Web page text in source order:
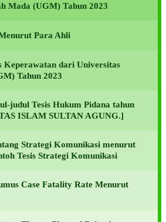
Mada (UGM) Tahun 2023
Para Ahli
Keperawatan dari Universitas
Tahun 2023
judul Tesis Hukum Pidana tahun
ISLAM SULTAN AGUNG.]
Strategi Komunikasi menurut
Tesis Strategi Komunikasi
Case Fatality Rate Menurut